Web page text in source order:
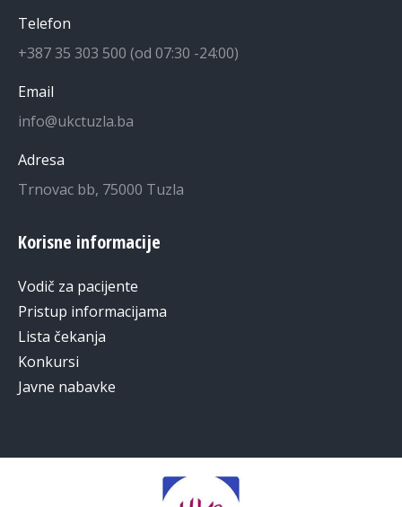
Telefon
+387 35 303 500 (od 07:30 -24:00)
Email
info@ukctuzla.ba
Adresa
Trnovac bb, 75000 Tuzla
Korisne informacije
Vodič za pacijente
Pristup informacijama
Lista čekanja
Konkursi
Javne nabavke